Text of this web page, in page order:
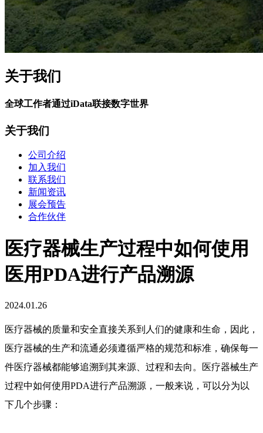
关于我们
全球工作者通过iData联接数字世界
关于我们
公司介绍
加入我们
联系我们
新闻资讯
展会预告
合作伙伴
医疗器械生产过程中如何使用
医用PDA进行产品溯源
2024.01.26
医疗器械的质量和安全直接关系到人们的健康和生命，因此，
医疗器械的生产和流通必须遵循严格的规范和标准，确保每一
件医疗器械都能够追溯到其来源、过程和去向。医疗器械生产
过程中如何使用PDA进行产品溯源，一般来说，可以分为以
下几个步骤：